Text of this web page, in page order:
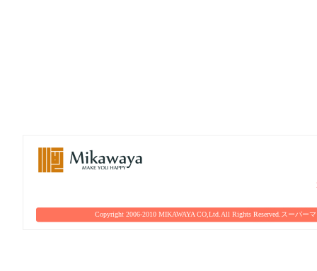
Copyright 2006-2010 MIKAWAYA CO,Ltd.All Rights Reserved. スーパー